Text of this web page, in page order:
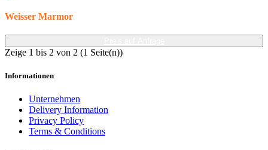
Weisser Marmor
Zeige 1 bis 2 von 2 (1 Seite(n))
Informationen
Unternehmen
Delivery Information
Privacy Policy
Terms & Conditions